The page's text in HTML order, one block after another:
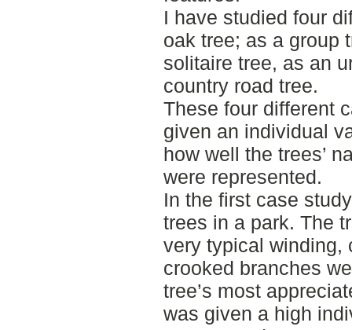
I have studied four
oak tree; as a group
solitaire tree, as an
country road tree.
These four different
given an individual
how well the trees’
were represented.
In the first case
trees in a park. The
very typical winding,
crooked branches
tree’s most
was given a high